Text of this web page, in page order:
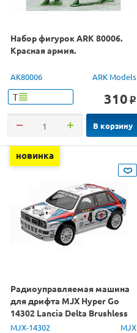
Набор фигурок ARK 80006.
Красная армия.
AK80006 ARK Models
Т 310 o
В корзину
новинка
Радиоуправляемая машина
для дрифта MJX Hyper Go
14302 Lancia Delta Brushless
4WD 2.4G LED 1/14 RTR
MJX-14302 MJX